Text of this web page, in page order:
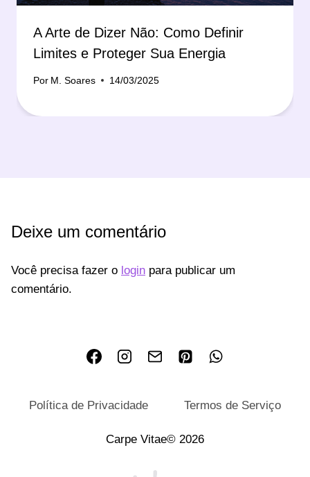
A Arte de Dizer Não: Como Definir
Limites e Proteger Sua Energia
Por M. Soares 14/03/2025
Deixe um comentário
Você precisa fazer o login para publicar um
comentário.
Política de Privacidade Termos de Serviço
Carpe Vitae© 2026